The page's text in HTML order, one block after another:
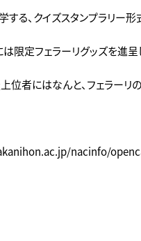
する、クイズスタンプラリー
限定フェラーリグッズを進呈
位者にはなんと、フェラーリ
nacinfo/